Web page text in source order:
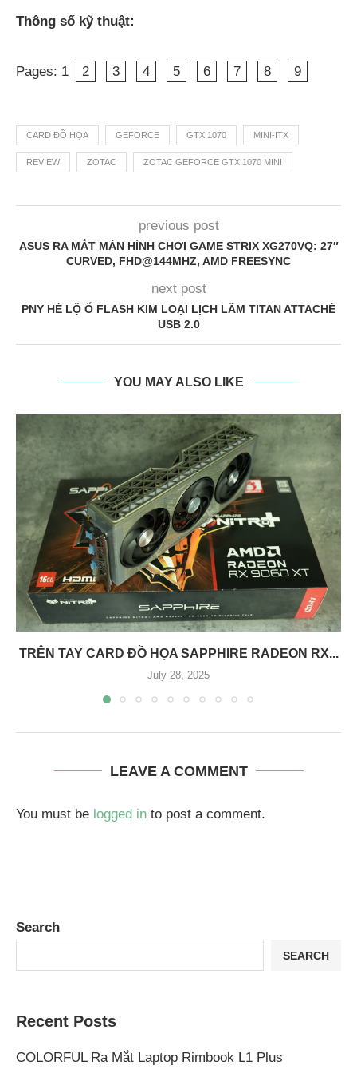
Thông số kỹ thuật:
Pages: 1 2 3 4 5 6 7 8 9
CARD ĐỒ HỌA GEFORCE GTX 1070 MINI-ITX
REVIEW ZOTAC ZOTAC GEFORCE GTX 1070 MINI
previous post
ASUS RA MẮT MÀN HÌNH CHƠI GAME STRIX XG270VQ: 27″
CURVED, FHD@144MHZ, AMD FREESYNC
next post
PNY HÉ LỘ Ổ FLASH KIM LOẠI LỊCH LÃM TITAN ATTACHÉ
USB 2.0
YOU MAY ALSO LIKE
TRÊN TAY CARD ĐỒ HỌA SAPPHIRE RADEON RX...
July 28, 2025
LEAVE A COMMENT
You must be logged in to post a comment.
Search
SEARCH
Recent Posts
COLORFUL Ra Mắt Laptop Rimbook L1 Plus